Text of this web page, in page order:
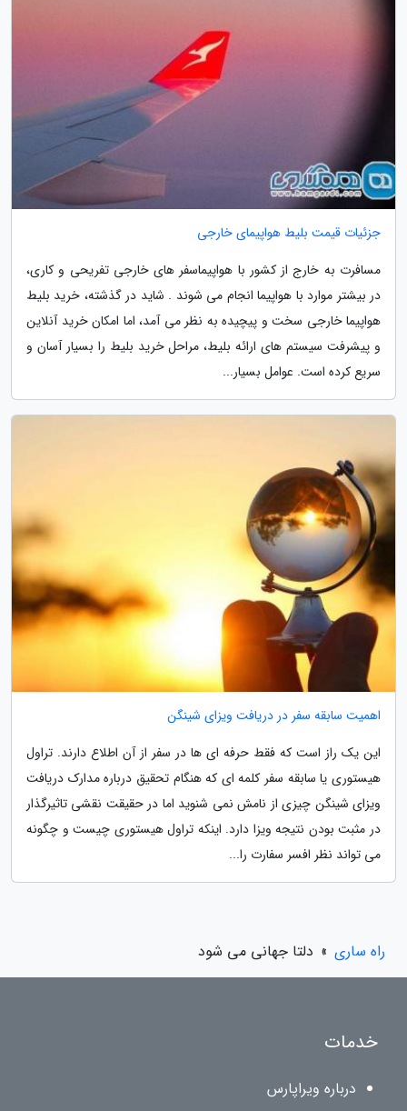
جزئیات قیمت بلیط هواپیمای خارجی
مسافرت به خارج از کشور با هواپیماسفر های خارجی تفریحی و کاری،
در بیشتر موارد با هواپیما انجام می شوند . شاید در گذشته، خرید بلیط
هواپیما خارجی سخت و پیچیده به نظر می آمد، اما امکان خرید آنلاین
و پیشرفت سیستم های ارائه بلیط، مراحل خرید بلیط را بسیار آسان و
سریع کرده است. عوامل بسیار...
اهمیت سابقه سفر در دریافت ویزای شینگن
این یک راز است که فقط حرفه ای ها در سفر از آن اطلاع دارند. تراول
هیستوری یا سابقه سفر کلمه ای که هنگام تحقیق درباره مدارک دریافت
ویزای شینگن چیزی از نامش نمی شنوید اما در حقیقت نقشی تاثیرگذار
در مثبت بودن نتیجه ویزا دارد. اینکه تراول هیستوری چیست و چگونه
می تواند نظر افسر سفارت را...
راه ساری » دلتا جهانی می شود
خدمات
درباره ویراپارس